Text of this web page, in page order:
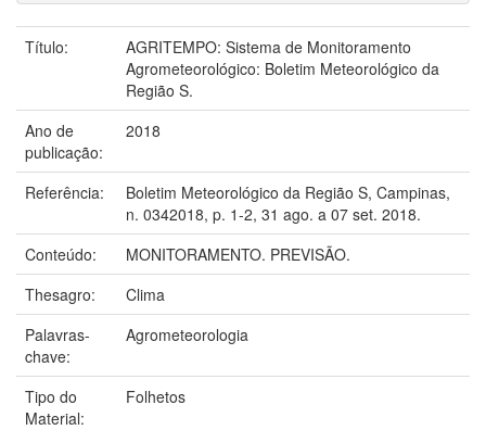
Título:
AGRITEMPO: Sistema de Monitoramento
Agrometeorológico: Boletim Meteorológico da
Região S.
Ano de
publicação:
2018
Referência:
Boletim Meteorológico da Região S, Campinas,
n. 0342018, p. 1-2, 31 ago. a 07 set. 2018.
Conteúdo:
MONITORAMENTO. PREVISÃO.
Thesagro:
Clima
Palavras-
chave:
Agrometeorologia
Tipo do
Material:
Folhetos